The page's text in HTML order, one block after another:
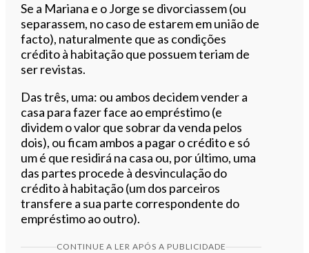
Se a Mariana e o Jorge se divorciassem (ou
separassem, no caso de estarem em união de
facto), naturalmente que as condições
crédito à habitação que possuem teriam de
ser revistas.
Das três, uma: ou ambos decidem vender a
casa para fazer face ao empréstimo (e
dividem o valor que sobrar da venda pelos
dois), ou ficam ambos a pagar o crédito e só
um é que residirá na casa ou, por último, uma
das partes procede à desvinculação do
crédito à habitação (um dos parceiros
transfere a sua parte correspondente do
empréstimo ao outro).
CONTINUE A LER APÓS A PUBLICIDADE